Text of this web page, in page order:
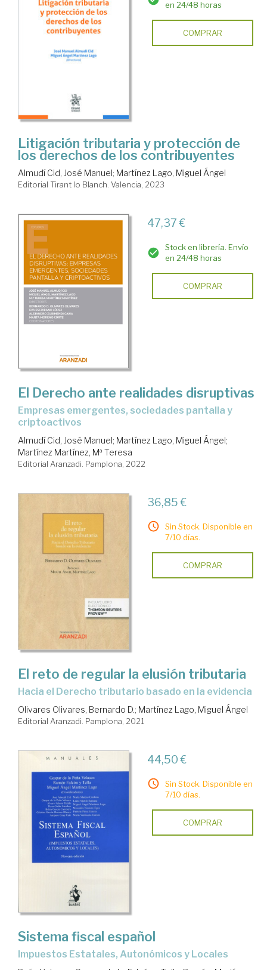
en 24/48 horas
COMPRAR
Litigación tributaria y protección de
los derechos de los contribuyentes
Almudí Cid, José Manuel; Martínez Lago, Miguel Ángel
Editorial Tirant lo Blanch. Valencia, 2023
47,37 €
Stock en librería. Envío
en 24/48 horas
COMPRAR
El Derecho ante realidades disruptivas
empresas emergentes, sociedades pantalla y
criptoactivos
Almudí Cid, José Manuel; Martínez Lago, Miguel Ángel;
Martínez Martínez, Mª Teresa
Editorial Aranzadi. Pamplona, 2022
36,85 €
Sin Stock. Disponible en
7/10 días.
COMPRAR
El reto de regular la elusión tributaria
hacia el Derecho tributario basado en la evidencia
Olivares Olivares, Bernardo D.; Martínez Lago, Miguel Ángel
Editorial Aranzadi. Pamplona, 2021
44,50 €
Sin Stock. Disponible en
7/10 días.
COMPRAR
Sistema fiscal español
Impuestos Estatales, Autonómicos y Locales